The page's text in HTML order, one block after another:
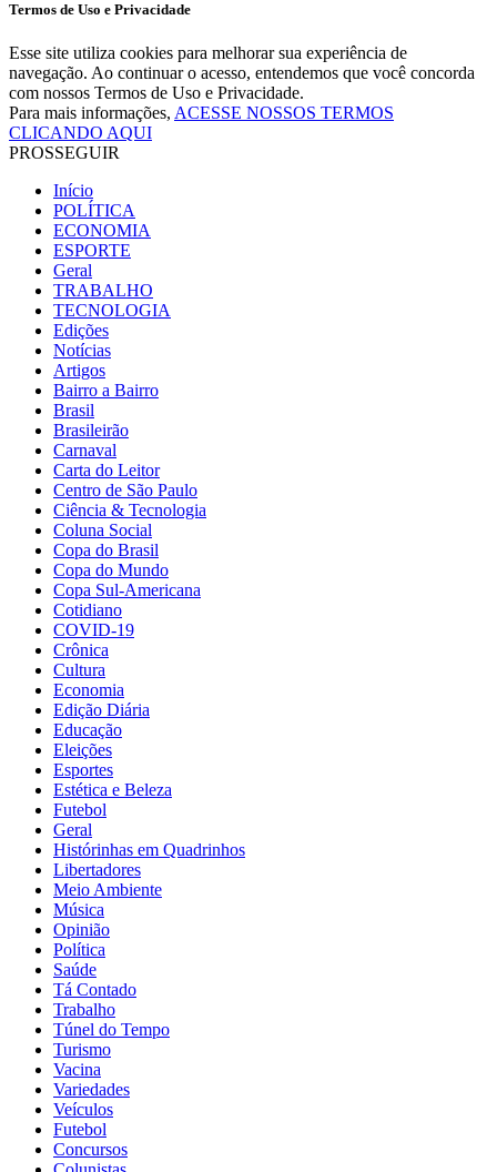
Termos de Uso e Privacidade
Esse site utiliza cookies para melhorar sua experiência de
navegação. Ao continuar o acesso, entendemos que você concorda
com nossos Termos de Uso e Privacidade.
Para mais informações, ACESSE NOSSOS TERMOS
CLICANDO AQUI
PROSSEGUIR
Início
POLÍTICA
ECONOMIA
ESPORTE
Geral
TRABALHO
TECNOLOGIA
Edições
Notícias
Artigos
Bairro a Bairro
Brasil
Brasileirão
Carnaval
Carta do Leitor
Centro de São Paulo
Ciência & Tecnologia
Coluna Social
Copa do Brasil
Copa do Mundo
Copa Sul-Americana
Cotidiano
COVID-19
Crônica
Cultura
Economia
Edição Diária
Educação
Eleições
Esportes
Estética e Beleza
Futebol
Geral
Histórinhas em Quadrinhos
Libertadores
Meio Ambiente
Música
Opinião
Política
Saúde
Tá Contado
Trabalho
Túnel do Tempo
Turismo
Vacina
Variedades
Veículos
Futebol
Concursos